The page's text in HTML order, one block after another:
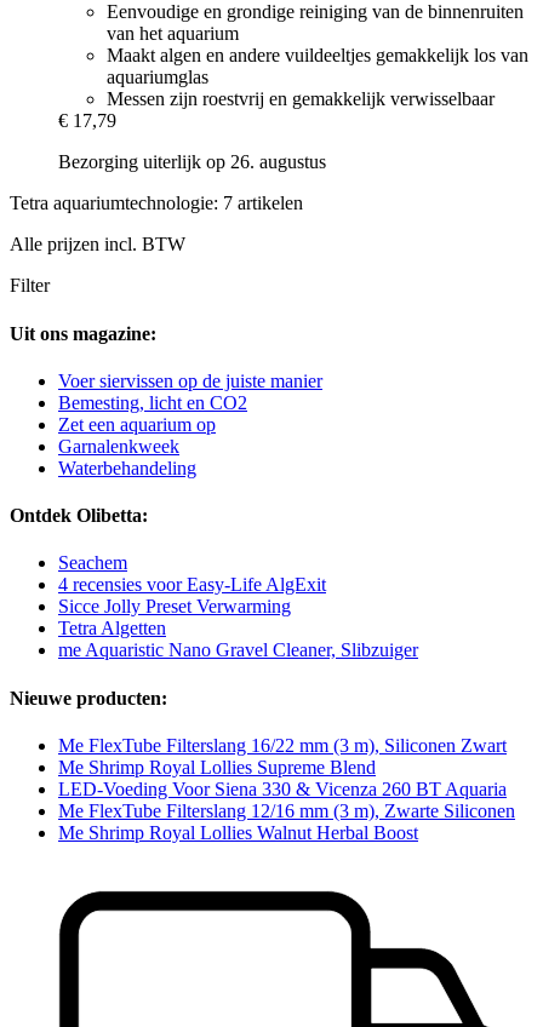
Eenvoudige en grondige reiniging van de binnenruiten
van het aquarium
Maakt algen en andere vuildeeltjes gemakkelijk los van
aquariumglas
Messen zijn roestvrij en gemakkelijk verwisselbaar
€ 17,79
Bezorging uiterlijk op 26. augustus
Tetra aquariumtechnologie: 7 artikelen
Alle prijzen incl. BTW
Filter
Uit ons magazine:
Voer siervissen op de juiste manier
Bemesting, licht en CO2
Zet een aquarium op
Garnalenkweek
Waterbehandeling
Ontdek Olibetta:
Seachem
4 recensies voor Easy-Life AlgExit
Sicce Jolly Preset Verwarming
Tetra Algetten
me Aquaristic Nano Gravel Cleaner, Slibzuiger
Nieuwe producten:
Me FlexTube Filterslang 16/22 mm (3 m), Siliconen Zwart
Me Shrimp Royal Lollies Supreme Blend
LED-Voeding Voor Siena 330 & Vicenza 260 BT Aquaria
Me FlexTube Filterslang 12/16 mm (3 m), Zwarte Siliconen
Me Shrimp Royal Lollies Walnut Herbal Boost